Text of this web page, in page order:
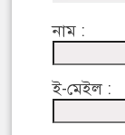
নাম :
ই-মেইল :